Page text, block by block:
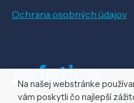
Ochrana osobných údajov
Na našej webstránke
vám poskytli čo najlepší